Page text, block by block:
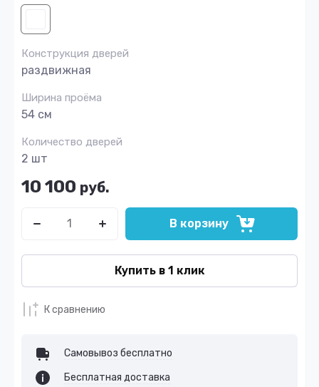
Конструкция дверей
раздвижная
Ширина проёма
54 см
Количество дверей
2 шт
10 100 руб.
В корзину
Купить в 1 клик
К сравнению
Самовывоз бесплатно
Бесплатная доставка